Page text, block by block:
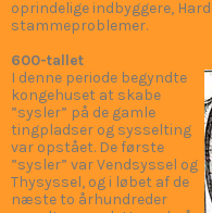
Historien om ”Sysselting”
Limfjorden til Skjern å er
harthar, som er en
'betyder arbejde. Navnet
oprindelige indbyggere,
stammeproblemer.
600-tallet
I denne periode begyndte
kongehuset at skabe